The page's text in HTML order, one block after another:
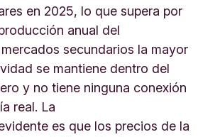
en 2025, lo que supera por
anual del
secundarios la mayor
se mantiene dentro del
y no tiene ninguna conexión
real. La
es que los precios de la